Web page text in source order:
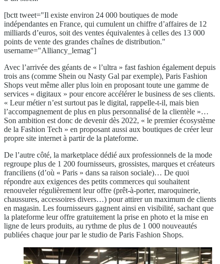
[bctt tweet="Il existe environ 24 000 boutiques de mode
indépendantes en France, qui cumulent un chiffre d’affaires de 12
milliards d’euros, soit des ventes équivalentes à celles des 13 000
points de vente des grandes chaînes de distribution."
username="Alliancy_lemag"]
Avec l’arrivée des géants de « l’ultra » fast fashion également depuis
trois ans (comme Shein ou Nasty Gal par exemple), Paris Fashion
Shops veut même aller plus loin en proposant toute une gamme de
services « digitaux » pour encore accélérer le business de ses clients.
« Leur métier n’est surtout pas le digital, rappelle-t-il, mais bien
l’accompagnement de plus en plus personnalisé de la clientèle »…
Son ambition est donc de devenir dès 2022, « le premier écosystème
de la Fashion Tech » en proposant aussi aux boutiques de créer leur
propre site internet à partir de la plateforme.
De l’autre côté, la marketplace dédié aux professionnels de la mode
regroupe plus de 1 200 fournisseurs, grossistes, marques et créateurs
franciliens (d’où « Paris » dans sa raison sociale)… De quoi
répondre aux exigences des petits commerces qui souhaitent
renouveler régulièrement leur offre (prêt-à-porter, maroquinerie,
chaussures, accessoires divers…) pour attirer un maximum de clients
en magasin. Les fournisseurs gagnent ainsi en visibilité, sachant que
la plateforme leur offre gratuitement la prise en photo et la mise en
ligne de leurs produits, au rythme de plus de 1 000 nouveautés
publiées chaque jour par le studio de Paris Fashion Shops.